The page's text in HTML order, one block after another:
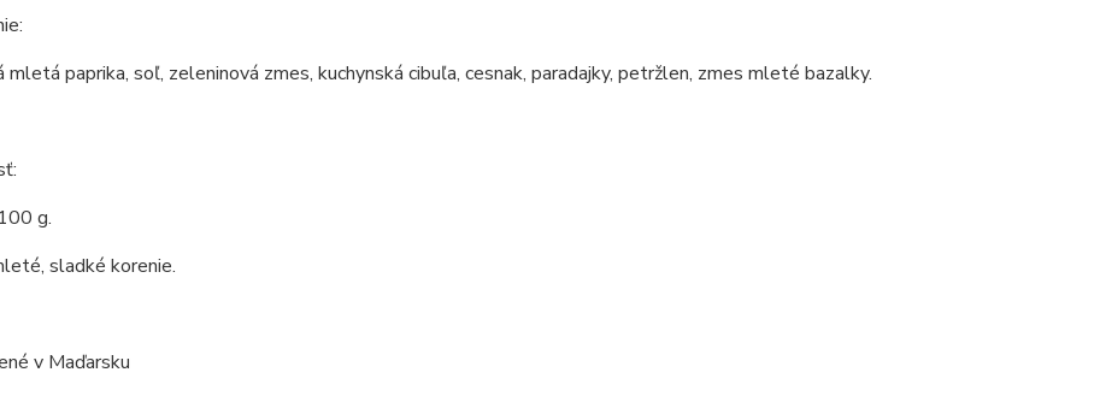
mletá paprika, soľ, zeleninová zmes, kuchynská cibuľa, cesnak, paradajky, petržlen, zmes mleté bazalky.
g.
sladké korenie.
v Maďarsku